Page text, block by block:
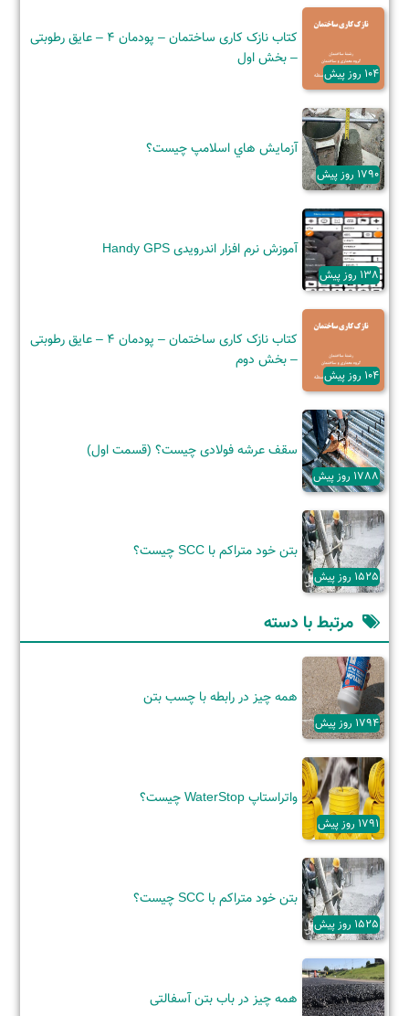
104 روز پیش
کتاب نازک کاری ساختمان – پودمان 4 – عایق رطوبتی
– بخش اول
1790 روز پیش
آزمايش هاي اسلامپ چیست؟
138 روز پیش
آموزش نرم افزار اندرویدی Handy GPS
104 روز پیش
کتاب نازک کاری ساختمان – پودمان ۴ – عایق رطوبتی
– بخش دوم
1788 روز پیش
سقف عرشه فولادی چیست؟ (قسمت اول)
1525 روز پیش
بتن خود متراکم با SCC چیست؟
مرتبط با دسته
1794 روز پیش
همه چیز در رابطه با چسب بتن
1791 روز پیش
واتراستاپ WaterStop چیست؟
1525 روز پیش
بتن خود متراکم با SCC چیست؟
همه چیز در باب بتن آسفالتی